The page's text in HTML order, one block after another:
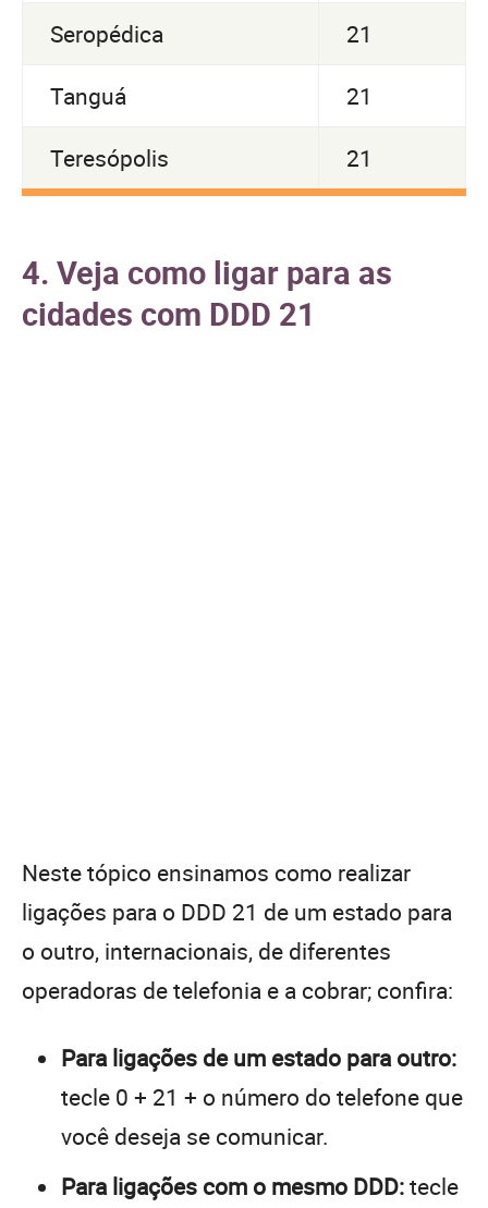
Seropédica 21
Tanguá 21
Teresópolis 21
4. Veja como ligar para as
cidades com DDD 21
Neste tópico ensinamos como realizar
ligações para o DDD 21 de um estado para
o outro, internacionais, de diferentes
operadoras de telefonia e a cobrar; confira:
Para ligações de um estado para outro:
tecle 0 + 21 + o número do telefone que
você deseja se comunicar.
Para ligações com o mesmo DDD:tecle